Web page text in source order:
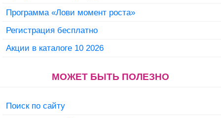
Программа «Лови момент роста»
Регистрация бесплатно
Акции в каталоге 10 2026
МОЖЕТ БЫТЬ ПОЛЕЗНО
Поиск по сайту